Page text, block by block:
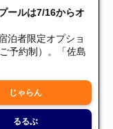
ールは7/16からオ
泊者限定オプショ
予約制）。「佐島
じゃらん
るるぶ